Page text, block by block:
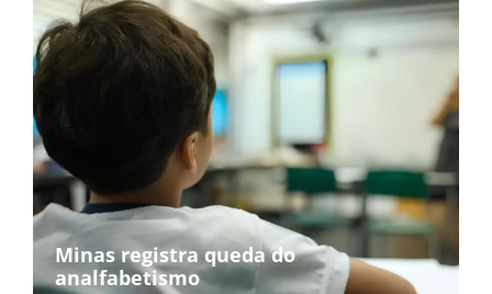
Minas registra queda do
analfabetismo